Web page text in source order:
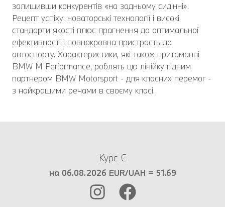
залишивши конкурентів «на задньому сидінні».
Рецепт успіху: новаторські технології і високі
стандарти якості плюс прагнення до оптимальної
ефективності і повнокровна пристрасть до
автоспорту. Характеристики, які також притаманні
BMW M Performance, роблять цю лінійку гідним
партнером BMW Motorsport - для класних перемог -
з найкращими речами в своєму класі.
Курс €
на 06.08.2026 EUR/UAH = 51.69